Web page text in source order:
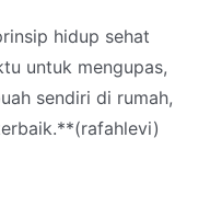
hidup sehat
untuk mengupas,
sendiri di rumah,